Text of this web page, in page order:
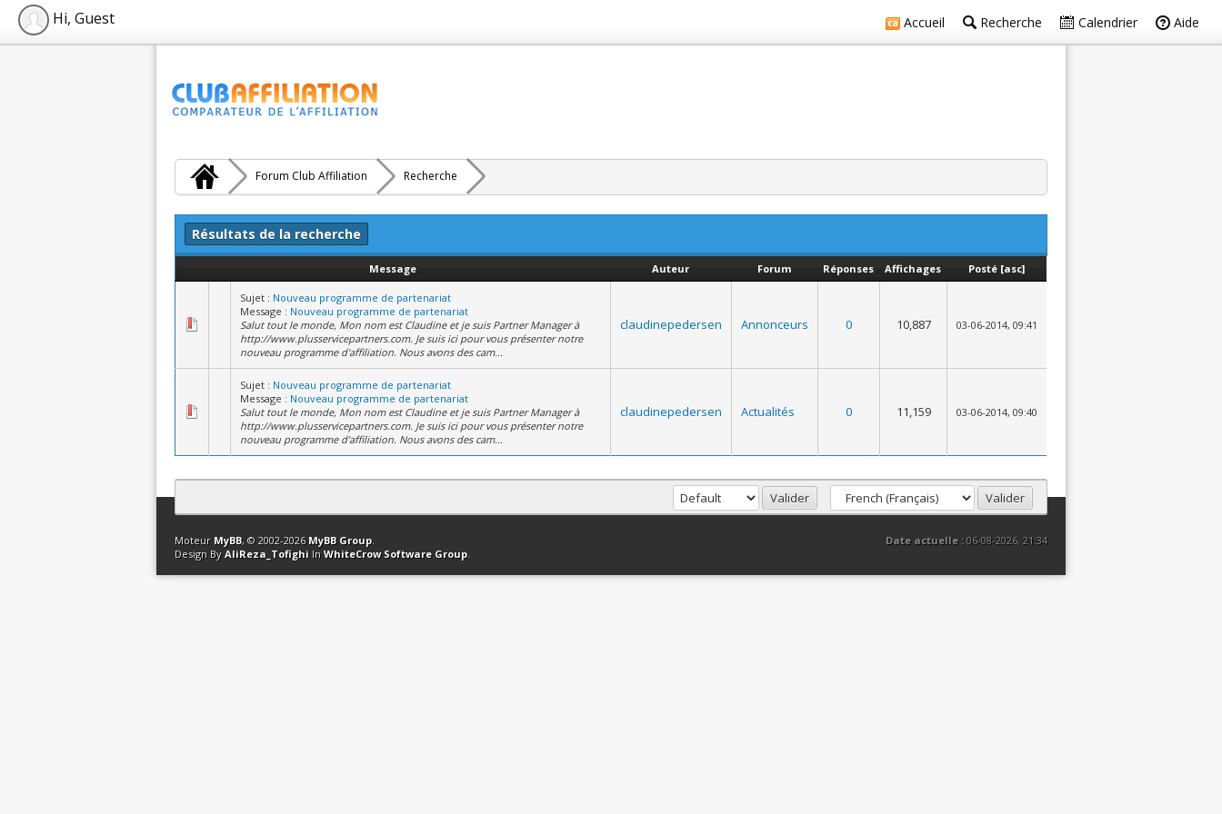
Accueil Recherche Calendrier Aide
Hi, Guest
Forum Club Affiliation Recherche
Résultats de la recherche
Message Auteur Forum Réponses Affichages Posté [asc]
Sujet : Nouveau programme de partenariat
Message : Nouveau programme de partenariat
Salut tout le monde, Mon nom est Claudine et je suis Partner Manager à
http://www.plusservicepartners.com. Je suis ici pour vous présenter notre
nouveau programme d'affiliation. Nous avons des cam...
claudinepedersen Annonceurs 0 10,887 03-06-2014, 09:41
Sujet : Nouveau programme de partenariat
Message : Nouveau programme de partenariat
Salut tout le monde, Mon nom est Claudine et je suis Partner Manager à
http://www.plusservicepartners.com. Je suis ici pour vous présenter notre
nouveau programme d'affiliation. Nous avons des cam...
claudinepedersen Actualités 0 11,159 03-06-2014, 09:40
Contact Club Affiliation Retourner en haut Version bas-débit (Archivé) Syndication RSS
Date actuelle :06-08-2026, 21:34
Moteur MyBB, © 2002-2026 MyBB Group.
Design By AliReza_Tofighi In WhiteCrow Software Group.